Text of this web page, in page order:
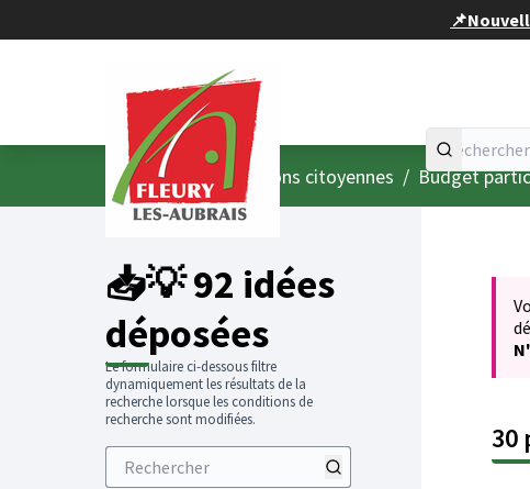
AccueilMenu principal
/ Consultations citoyennes / Budget
📥💡 92 idées
déposées
Le formulaire ci-dessous filtre
dynamiquement les résultats de la
recherche lorsque les conditions de
recherche sont modifiées.
30